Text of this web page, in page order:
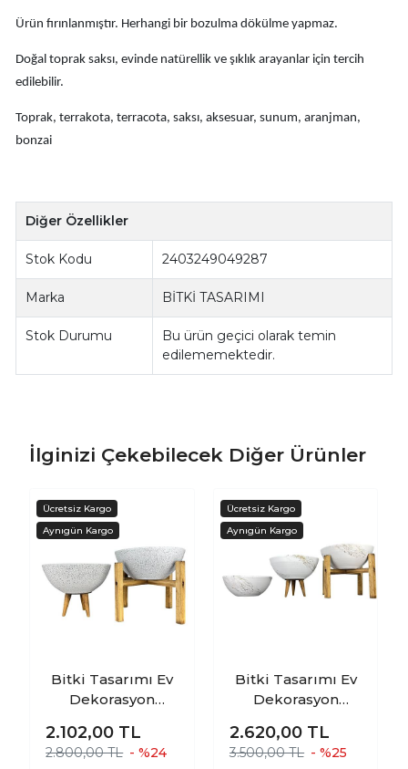
Ürün fırınlanmıştır. Herhangi bir bozulma dökülme yapmaz.
Doğal toprak saksı, evinde natürellik ve şıklık arayanlar için tercih
edilebilir.
Toprak, terrakota, terracota, saksı, aksesuar, sunum, aranjman,
bonzai
Diğer Özellikler
Stok Kodu 2403249049287
Marka BİTKİ TASARIMI
Stok Durumu
Bu ürün geçici olarak temin
edilememektedir.
İlginizi Çekebilecek Diğer Ürünler
Bitki Tasarımı Ev
Dekorasyon
Aranjman
Sunumluk Toprak
2.102,00 TL
2.800,00 TL - %24
Bitki Tasarımı Ev
Dekorasyon
Mermer Efektli
Aranjman
2.620,00 TL
3.500,00 TL - %25